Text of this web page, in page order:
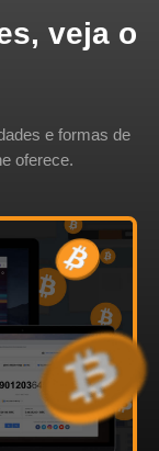
veja o
e formas de
oferece.